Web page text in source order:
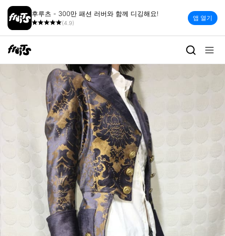
후루츠 - 300만 패션 러버와 함께 디깅해요!
(4.9)
앱 열기